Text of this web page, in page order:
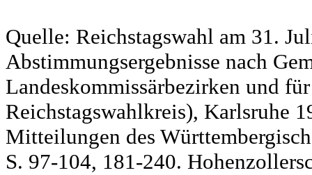
Quelle: Reichstagswahl am 31.
Abstimmungsergebnisse nach
Landeskommissärbezirken und
Reichstagswahlkreis), Karlsruhe
Mitteilungen des
S. 97-104, 181-240.